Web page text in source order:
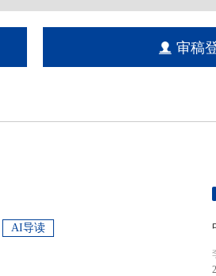
审稿
AI导读